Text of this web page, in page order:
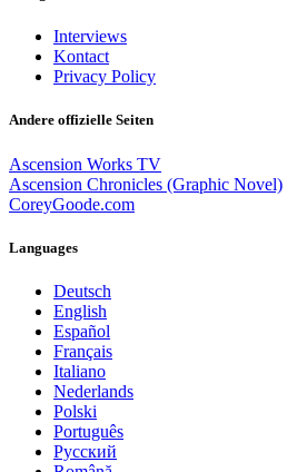
Interviews
Kontact
Privacy Policy
Andere offizielle Seiten
Ascension Works TV
Ascension Chronicles (Graphic Novel)
CoreyGoode.com
Languages
Deutsch
English
Español
Français
Italiano
Nederlands
Polski
Português
Pусский